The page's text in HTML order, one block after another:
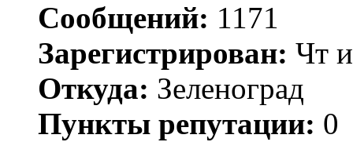
Сообщений: 1171
Зарегистрирован: Чт
Откуда: Зеленоград
Пункты репутации: 0